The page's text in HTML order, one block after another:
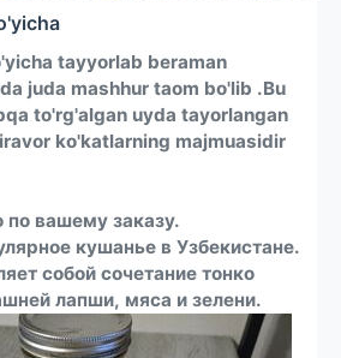
tayyorlab beraman
juda mashhur taom bo'lib .Bu
to'rg'algan uyda tayorlangan
ko'katlarning majmuasidir
по вашему заказу.
кушанье в Узбекистане.
собой сочетание тонко
лапши, мяса и зелени.